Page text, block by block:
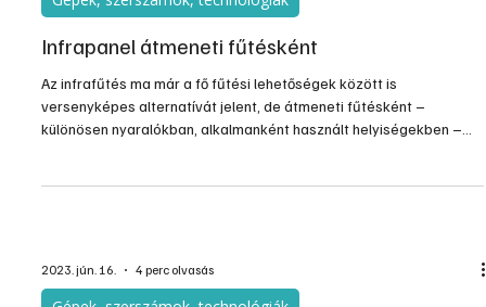
Infrapanel átmeneti fűtésként
Az infrafűtés ma már a fő fűtési lehetőségek között is
versenyképes alternatívát jelent, de átmeneti fűtésként –
különösen nyaralókban, alkalmanként használt helyiségekben –
2023. jún. 16. 4 perc olvasás